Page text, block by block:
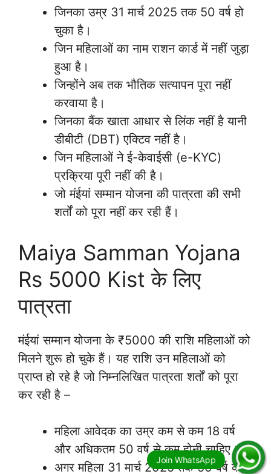
जिनका उम्र 31 मार्च 2025 तक 50 वर्ष हो
चुका है।
जिन महिलाओं का नाम राशन कार्ड में नहीं जुड़ा
हुआ है।
जिन्होंने अब तक भौतिक सत्यापन पूरा नहीं
करवाया है।
जिनका बैंक खाता आधार से लिंक नहीं है यानी
डीबीटी (DBT) एक्टिव नहीं है।
जिन महिलाओं ने ई-केवाईसी (e-KYC)
प्रक्रिया पूरी नहीं की है।
जो मंईयां सम्मान योजना की पात्रता की सभी
शर्तों को पूरा नहीं कर रही हैं।
Maiya Samman Yojana
Rs 5000 Kist के लिए
पात्रता
मंईयां सम्मान योजना के ₹5000 की राशि महिलाओं को
मिलने शुरू हो चुके हैं। यह राशि उन महिलाओं को
प्राप्त हो रहे है जो निम्नलिखित पात्रता शर्तों को पूरा
कर रही है –
महिला आवेदक का उम्र कम से कम 18 वर्ष
और अधिकतम 50 वर्ष से कम होनी चाहिए।
अगर महिला 31 मार्च 2025 तक 50 वर्ष की